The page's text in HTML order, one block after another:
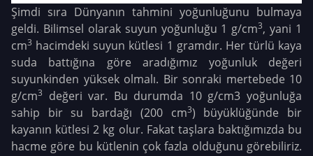
Şimdi sıra Dünyanın tahmini yoğunluğunu bulmaya
geldi. Bilimsel olarak suyun yoğunluğu 1 g/cm3, yani 1
cm3 hacimdeki suyun kütlesi 1 gramdır. Her türlü kaya
suda battığına göre aradığımız yoğunluk değeri
suyunkinden yüksek olmalı. Bir sonraki mertebede 10
g/cm3
değeri var. Bu durumda 10 g/cm3 yoğunluğa
sahip bir su bardağı (200 cm3) büyüklüğünde bir
kayanın kütlesi 2 kg olur. Fakat taşlara baktığımızda bu
hacme göre bu kütlenin çok fazla olduğunu görebiliriz.